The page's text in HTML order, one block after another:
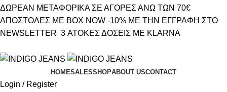
ΔΩΡΕΑΝ ΜΕΤΑΦΟΡΙΚΑ ΣΕ ΑΓΟΡΕΣ ΑΝΩ ΤΩΝ 70€
ΑΠΟΣΤΟΛΕΣ ΜΕ BOX NOW -10% ΜΕ ΤΗΝ ΕΓΓΡΑΦΗ ΣΤΟ
NEWSLETTER 3 ΑΤΟΚΕΣ ΔΟΣΕΙΣ ΜΕ KLARNA
HOMESALESSHOPABOUT USCONTACT
Login / Register